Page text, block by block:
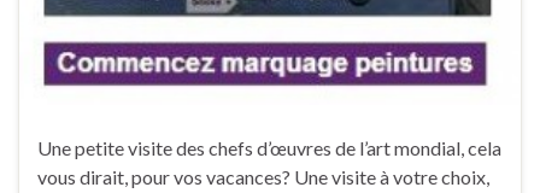
Une petite visite des chefs d’œuvres de l’art mondial, cela
vous dirait, pour vos vacances? Une visite à votre choix,